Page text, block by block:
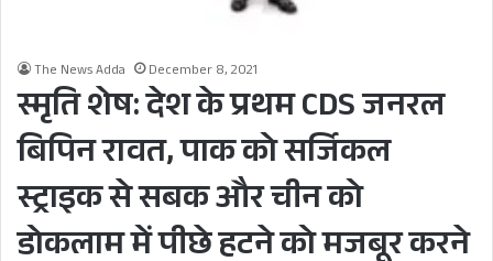
The News Adda December 8, 2021
स्मृति शेष: देश के प्रथम CDS जनरल
बिपिन रावत, पाक को सर्जिकल
स्ट्राइक से सबक और चीन को
डोकलाम में पीछे हटने को मजबूर करने